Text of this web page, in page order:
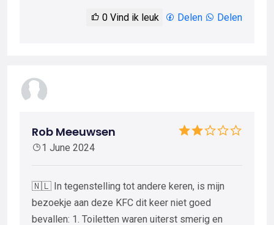
0 Vind ik leuk Delen Delen
Rob Meeuwsen
1 June 2024
🇳🇱 In tegenstelling tot andere keren, is mijn
bezoekje aan deze KFC dit keer niet goed
bevallen: 1. Toiletten waren uiterst smerig en